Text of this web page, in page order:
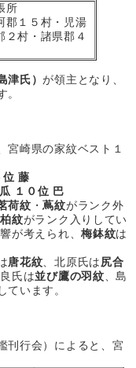
所
郡１５村・児湯
２村・諸県郡４
津氏）が領主となり、
。
宮崎県の家紋ベスト１
位 藤
１０位 巴
荷紋 ・蔦紋がランク外
柏紋がランク入りしてい
が考えられ、梅鉢紋は
唐花紋 、北原氏は尻合
良氏は並び鷹の羽紋 、島
ています。
刊行会）によると、宮